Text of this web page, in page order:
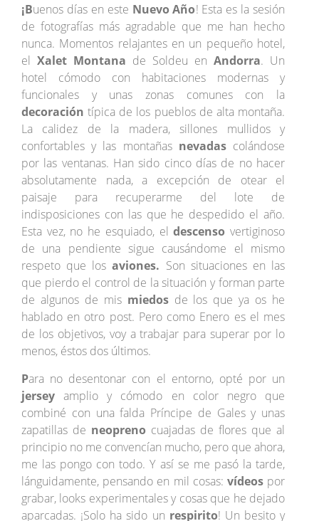
¡Buenos días en este Nuevo Año! Esta es la sesión
de fotografías más agradable que me han hecho
nunca. Momentos relajantes en un pequeño hotel,
elXalet Montana de Soldeu enAndorra. Un
hotel cómodo con habitaciones modernas y
funcionales y unas zonas comunes con la
decoración típica de los pueblos de alta montaña.
La calidez de la madera, sillones mullidos y
confortables y las montañas nevadascolándose
por las ventanas. Han sido cinco días de no hacer
absolutamente nada, a excepción de otear el
paisaje para recuperarme del lote de
indisposiciones con las que he despedido el año.
Esta vez, no he esquiado, eldescenso vertiginoso
de una pendiente sigue causándome el mismo
respeto que losaviones. Son situaciones en las
que pierdo el control de la situación y forman parte
de algunos de mis miedosde los que ya os he
hablado en otro post. Pero como Enero es el mes
de los objetivos, voy a trabajar para superar por lo
menos, éstos dos últimos.
Para no desentonar con el entorno, opté por un
jersey amplio y cómodo en color negro que
combiné con una falda Príncipe de Gales y unas
zapatillas de neopreno cuajadas de flores que al
principio no me convencían mucho, pero que ahora,
me las pongo con todo. Y así se me pasó la tarde,
lánguidamente, pensando en mil cosas: vídeospor
grabar, looks experimentales y cosas que he dejado
aparcadas. ¡Solo ha sido un respirito! Un besito y